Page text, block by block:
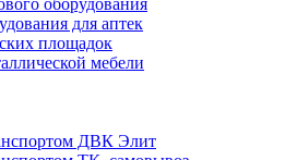
оборудования
для аптек
площадок
мебели
ДВК Элит